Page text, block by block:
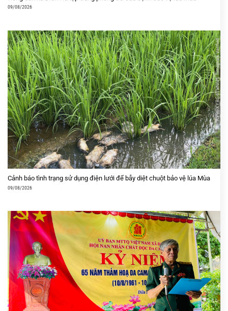
09/08/2026
Cảnh báo tình trạng sử dụng điện lưới để bẫy diệt chuột bảo vệ lúa Mùa
09/08/2026